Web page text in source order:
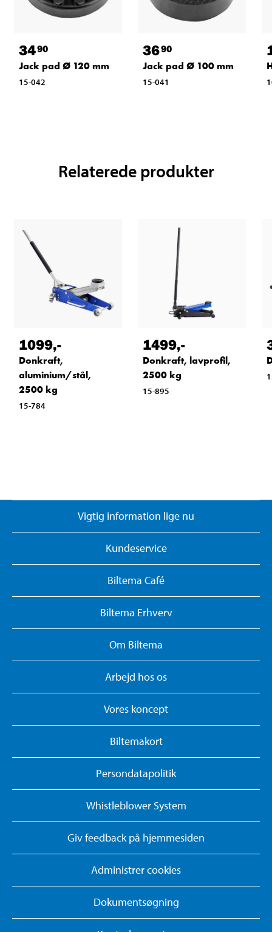
3490
Jack pad Ø 120 mm
15-042
3690
Jack pad Ø 100 mm
15-041
Relaterede produkter
1099,-
Donkraft,
aluminium/stål,
2500 kg
15-784
1499,-
Donkraft, lavprofil,
2500 kg
15-895
Vigtig information lige nu
Kundeservice
Biltema Café
Biltema Erhverv
Om Biltema
Arbejd hos os
Vores koncept
Biltemakort
Persondatapolitik
Whistleblower System
Giv feedback på hjemmesiden
Administrer cookies
Dokumentsøgning